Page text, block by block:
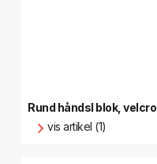
Rund håndsl blok, velcro
vis artikel (1)